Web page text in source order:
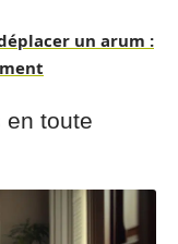
un arum :
en toute